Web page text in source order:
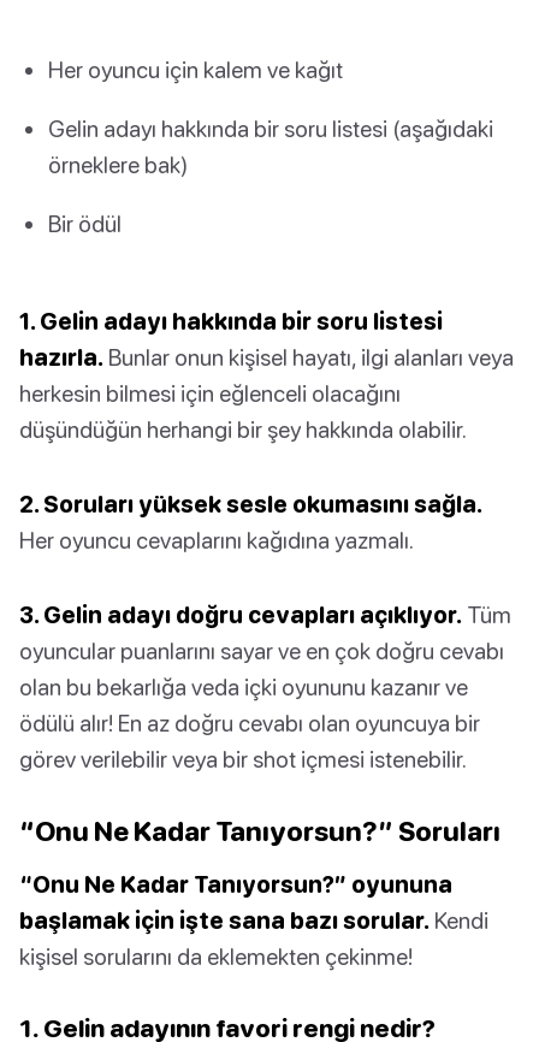
Her oyuncu için kalem ve kağıt
Gelin adayı hakkında bir soru listesi (aşağıdaki
örneklere bak)
Bir ödül
1. Gelin adayı hakkında bir soru listesi
hazırla. Bunlar onun kişisel hayatı, ilgi alanları veya
herkesin bilmesi için eğlenceli olacağını
düşündüğün herhangi bir şey hakkında olabilir.
2. Soruları yüksek sesle okumasını sağla.
Her oyuncu cevaplarını kağıdına yazmalı.
3. Gelin adayı doğru cevapları açıklıyor. Tüm
oyuncular puanlarını sayar ve en çok doğru cevabı
olan bu bekarlığa veda içki oyununu kazanır ve
ödülü alır! En az doğru cevabı olan oyuncuya bir
görev verilebilir veya bir shot içmesi istenebilir.
“Onu Ne Kadar Tanıyorsun?” Soruları
“Onu Ne Kadar Tanıyorsun?” oyununa
başlamak için işte sana bazı sorular. Kendi
kişisel sorularını da eklemekten çekinme!
1. Gelin adayının favori rengi nedir?